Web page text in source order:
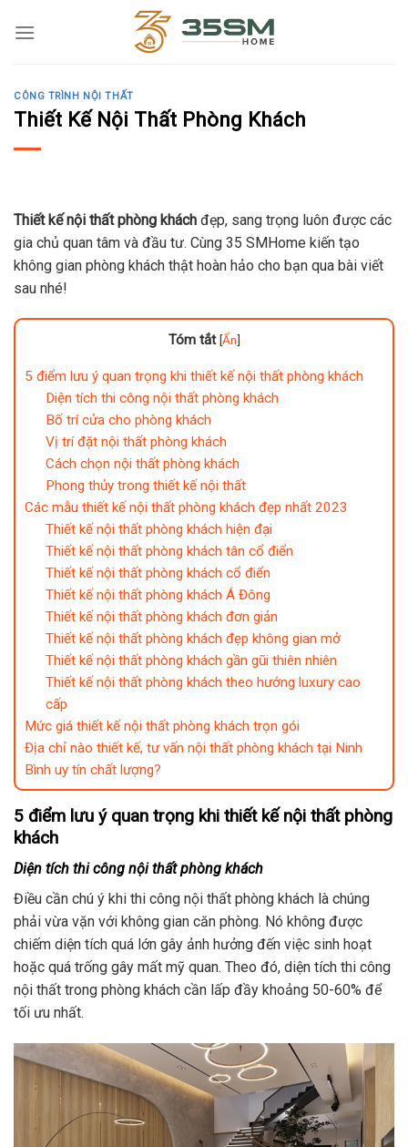
CÔNG TRÌNH NỘI THẤT
Thiết Kế Nội Thất Phòng Khách
Thiết kế nội thất phòng khách đẹp, sang trọng luôn được các
gia chủ quan tâm và đầu tư. Cùng 35 SMHome kiến tạo
không gian phòng khách thật hoàn hảo cho bạn qua bài viết
sau nhé!
Tóm tắt [Ẩn]
5 điểm lưu ý quan trọng khi thiết kế nội thất phòng khách
Diện tích thi công nội thất phòng khách
Bố trí cửa cho phòng khách
Vị trí đặt nội thất phòng khách
Cách chọn nội thất phòng khách
Phong thủy trong thiết kế nội thất
Các mẫu thiết kế nội thất phòng khách đẹp nhất 2023
Thiết kế nội thất phòng khách hiện đại
Thiết kế nội thất phòng khách tân cổ điển
Thiết kế nội thất phòng khách cổ điển
Thiết kế nội thất phòng khách Á Đông
Thiết kế nội thất phòng khách đơn giản
Thiết kế nội thất phòng khách đẹp không gian mở
Thiết kế nội thất phòng khách gần gũi thiên nhiên
Thiết kế nội thất phòng khách theo hướng luxury cao
cấp
Mức giá thiết kế nội thất phòng khách trọn gói
Địa chỉ nào thiết kế, tư vấn nội thất phòng khách tại Ninh
Bình uy tín chất lượng?
5 điểm lưu ý quan trọng khi thiết kế nội thất phòng
khách
Diện tích thi công nội thất phòng khách
Điều cần chú ý khi thi công nội thất phòng khách là chúng
phải vừa vặn với không gian căn phòng. Nó không được
chiếm diện tích quá lớn gây ảnh hưởng đến việc sinh hoạt
hoặc quá trống gây mất mỹ quan. Theo đó, diện tích thi công
nội thất trong phòng khách cần lấp đầy khoảng 50-60% để
tối ưu nhất.